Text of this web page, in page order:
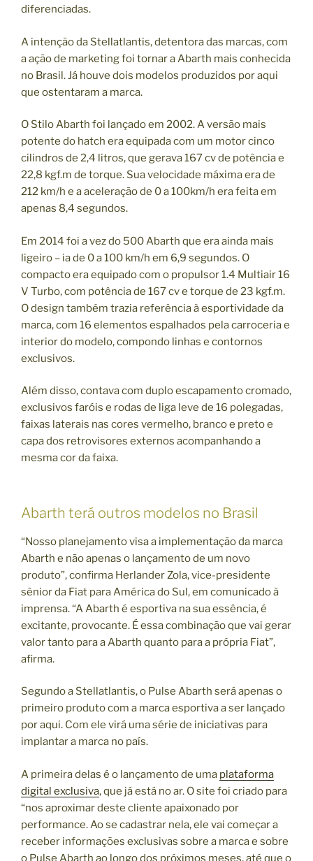
diferenciadas.
A intenção da Stellatlantis, detentora das marcas, com
a ação de marketing foi tornar a Abarth mais conhecida
no Brasil. Já houve dois modelos produzidos por aqui
que ostentaram a marca.
O Stilo Abarth foi lançado em 2002. A versão mais
potente do hatch era equipada com um motor cinco
cilindros de 2,4 litros, que gerava 167 cv de potência e
22,8 kgf.m de torque. Sua velocidade máxima era de
212 km/h e a aceleração de 0 a 100km/h era feita em
apenas 8,4 segundos.
Em 2014 foi a vez do 500 Abarth que era ainda mais
ligeiro – ia de 0 a 100 km/h em 6,9 segundos. O
compacto era equipado com o propulsor 1.4 Multiair 16
V Turbo, com potência de 167 cv e torque de 23 kgf.m.
O design também trazia referência à esportividade da
marca, com 16 elementos espalhados pela carroceria e
interior do modelo, compondo linhas e contornos
exclusivos.
Além disso, contava com duplo escapamento cromado,
exclusivos faróis e rodas de liga leve de 16 polegadas,
faixas laterais nas cores vermelho, branco e preto e
capa dos retrovisores externos acompanhando a
mesma cor da faixa.
Abarth terá outros modelos no Brasil
“Nosso planejamento visa a implementação da marca
Abarth e não apenas o lançamento de um novo
produto”, confirma Herlander Zola, vice-presidente
sênior da Fiat para América do Sul, em comunicado à
imprensa. “A Abarth é esportiva na sua essência, é
excitante, provocante. É essa combinação que vai gerar
valor tanto para a Abarth quanto para a própria Fiat”,
afirma.
Segundo a Stellatlantis, o Pulse Abarth será apenas o
primeiro produto com a marca esportiva a ser lançado
por aqui. Com ele virá uma série de iniciativas para
implantar a marca no país.
A primeira delas é o lançamento de uma plataforma
digital exclusiva, que já está no ar. O site foi criado para
“nos aproximar deste cliente apaixonado por
performance. Ao se cadastrar nela, ele vai começar a
receber informações exclusivas sobre a marca e sobre
o Pulse Abarth ao longo dos próximos meses, até que o